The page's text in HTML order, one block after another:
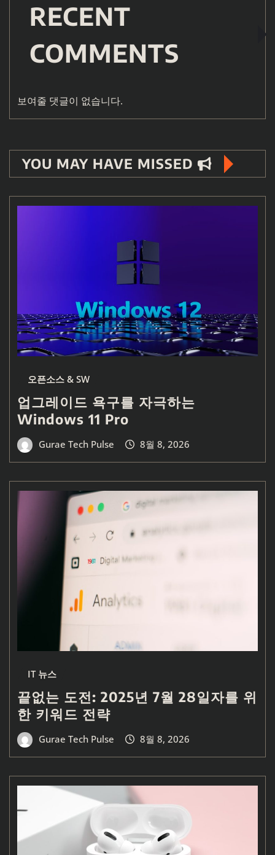
RECENT
COMMENTS
보여줄 댓글이 없습니다.
YOU MAY HAVE MISSED
오픈소스 & SW
업그레이드 욕구를 자극하는
Windows 11 Pro
Gurae Tech Pulse 8월 8, 2026
IT 뉴스
끝없는 도전: 2025년 7월 28일자를 위
한 키워드 전략
Gurae Tech Pulse 8월 8, 2026